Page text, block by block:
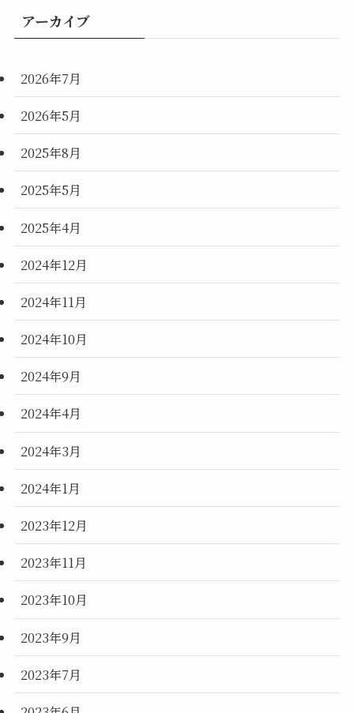
アーカイブ
2026年7月
2026年5月
2025年8月
2025年5月
2025年4月
2024年12月
2024年11月
2024年10月
2024年9月
2024年4月
2024年3月
2024年1月
2023年12月
2023年11月
2023年10月
2023年9月
2023年7月